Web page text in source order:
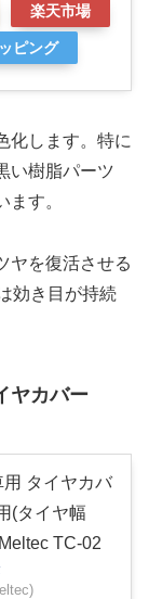
楽天市場
ピング
化します。特に
い樹脂パーツ
す。
ヤを復活させる
効き目が持続
ヤカバー
用 タイヤカバ
(タイヤ幅
TC-02